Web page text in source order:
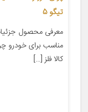
تیگو 5
کالا فلز […]